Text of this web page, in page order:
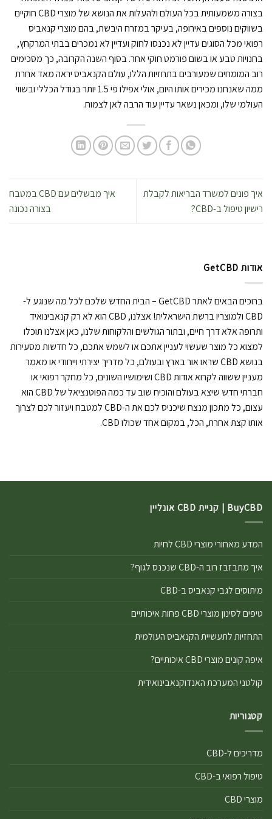
בצורה משמעותית בכל העולם ולהעלות את הנושא של מוצרי CBD חוקיים
בשווקים נוספים באירופה, בעיקר במזרח היבשת, בהם מוצרי קנאביס
רפואי מכל הסוגים עדיין לא נכנסו לחוק ועדיין לא נמכרים בבתי המרקחץ,
בחנויות טבע או בשום פורמט חוקי אחר. בסוף השנה הקרובה, כך מסכימים
רוב המומחים שמעורבים בתחזיות הללו, עולם הקנאביס יראה מאד אחרת
ממה שאנחנו מכירים אותו היום, אולי אפילו פי 1.5 יותר בגודל הכללי ובשווי
העולמי שלו, ומכאן נשאר עדיין עוד הרבה לאן לצמוח.
איך פונים למשרד הבריאות לקבלת
רישיון טיפול ב-CBD?
איך מבשלים עם CBD במטבח
בצורה נכונה
אודות GetCBD
ברוכים הבאים לאתר GetCBD – הבית החדש שלכם לכל מה שנוגע ל-
CBD ולמוצריו ברשת הישראלית! אצלנו, CBD הוא לא רק קנאבינואיד
ותרופה אלא דרך חיים, ובתור הגולשים והלקוחות שלנו, כאן אצלנו תוכלו
למצוא כל מוצר שעשוי לעניין אתכם או לשמש אתכם, כל חדשות מסעירות
בנושא CBD שראו אור בארץ ובעולם, כל מדריך יצירתי וייחודי או מאמר
מעניין ששווה לקרוא אודות CBD ושימושיו השונים, כל מחקר רפואי או
חברתי חדש שיצא בעולם והוכיח שוב עד כמה הפוטנציאל של CBD הוא
עצום, כל מתכון מנצח שיכניס לכם את ה-CBD למטבח ויעזור לכם לצרוך
אותו קצת אחרת, הכל, במקום אחד שכולו CBD.
BuyCBD | קניית CBD אונליין
המדע מאחורי מוצרי CBD לחיות
איך מתבזבז רוב ה-CBD שנכנס לגוף?
מיתוסים לגבי קנאביס ב-CBD
טיפים לסינון מוצרי CBD פחות איכותיים
התחזיות לתעשיית הקנאביס העולמית
איפה קונים מוצרי CBD איכותיים?
קולטני המערכת האנדוקנאבינואידית
קטגוריות
מדריכים ל-CBD
טיפול רפואי ב-CBD
מוצרי CBD